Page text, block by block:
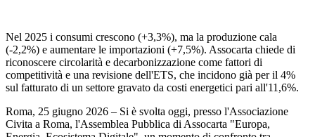
Nel 2025 i consumi crescono (+3,3%), ma la produzione cala
(-2,2%) e aumentare le importazioni (+7,5%). Assocarta chiede di
riconoscere circolarità e decarbonizzazione come fattori di
competitività e una revisione dell'ETS, che incidono già per il 4%
sul fatturato di un settore gravato da costi energetici pari all'11,6%.
Roma, 25 giugno 2026 – Si è svolta oggi, presso l'Associazione
Civita a Roma, l'Assemblea Pubblica di Assocarta "Europa,